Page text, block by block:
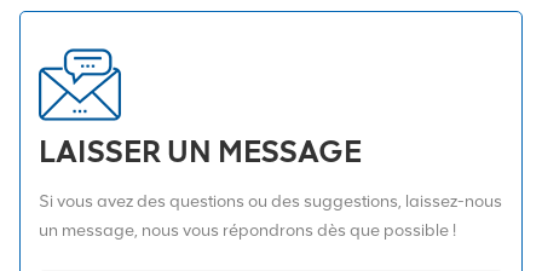
LAISSER UN MESSAGE
Si vous avez des questions ou des suggestions, laissez-nous
un message, nous vous répondrons dès que possible !